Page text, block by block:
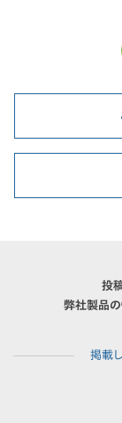
投
弊社製品の